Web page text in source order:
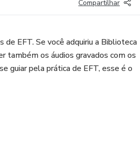
Compartilhar
EFT. Se você adquiriu a Biblioteca
também os áudios gravados com os
guiar pela prática de EFT, esse é o